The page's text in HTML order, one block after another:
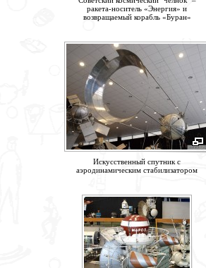
ракета-носитель «Энергия» и
возвращаемый корабль «Буран»
Искусственный спутник с
аэродинамическим стабилизатором